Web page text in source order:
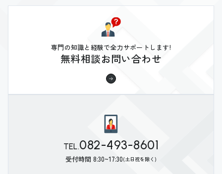
TEL.082-493-8601
受付時間 8:30~17:30(土日祝を除く)
専門の知識と経験で全力サポートします!
無料相談お問い合わせ